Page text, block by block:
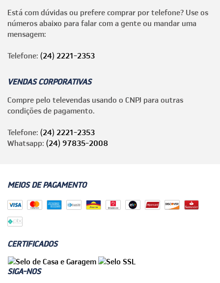
Está com dúvidas ou prefere comprar por telefone? Use os
números abaixo para falar com a gente ou mandar uma
mensagem:
Telefone: (24) 2221-2353
VENDAS CORPORATIVAS
Compre pelo televendas usando o CNPJ para outras
condições de pagamento.
Telefone: (24) 2221-2353
Whatsapp: (24) 97835-2008
MEIOS DE PAGAMENTO
CERTIFICADOS
SIGA-NOS